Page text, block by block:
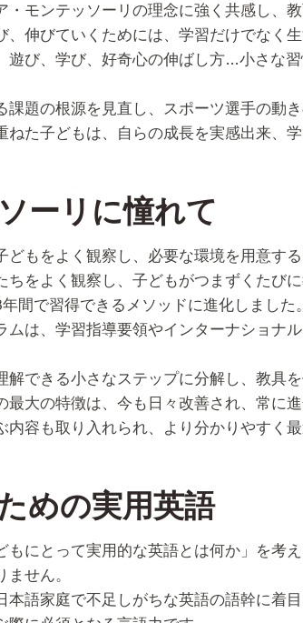
・モンテッソーリの理念に強く共感し、
、伸びていくためには、学習だけでなく
遊び、学び、好奇心の伸ばし方…小さな
課題の根源を見直し、スポーツ選手の動
ねた子どもは、自らの成長を実感出来、
ーリに憧れて
どもをよく観察し、必要な環境を用意す
ちをよく観察し、子どもがつまずくたび
間で習得できるメソッドに進化しました。
ムは、学習指導要領やインターナショナ
解できる小さなステップに分解し、教具
最大の特徴は、今も日々改善され、常に進
内容も取り入れられ、より分かりやすく
めの実用英語
もにとって実用的な英語とは何か」を考
せん。
本語家庭で不足しがちな英語の語幹に着